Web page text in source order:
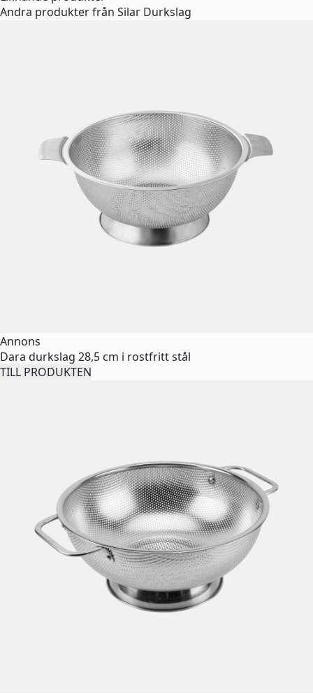
Andra produkter från Silar Durkslag
Annons
Dara durkslag 28,5 cm i rostfritt stål
TILL PRODUKTEN